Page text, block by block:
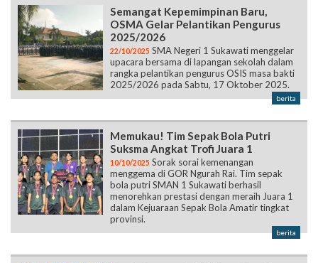
Semangat Kepemimpinan Baru,
OSMA Gelar Pelantikan Pengurus
2025/2026
22/10/2025 SMA Negeri 1 Sukawati menggelar
upacara bersama di lapangan sekolah dalam
rangka pelantikan pengurus OSIS masa bakti
2025/2026 pada Sabtu, 17 Oktober 2025.
berita
Memukau! Tim Sepak Bola Putri
Suksma Angkat Trofi Juara 1
10/10/2025 Sorak sorai kemenangan
menggema di GOR Ngurah Rai. Tim sepak
bola putri SMAN 1 Sukawati berhasil
menorehkan prestasi dengan meraih Juara 1
dalam Kejuaraan Sepak Bola Amatir tingkat
provinsi.
berita